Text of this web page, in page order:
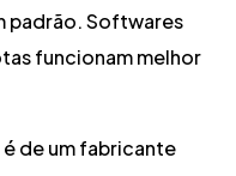
padrão. Softwares
funcionam melhor
é de um fabricante